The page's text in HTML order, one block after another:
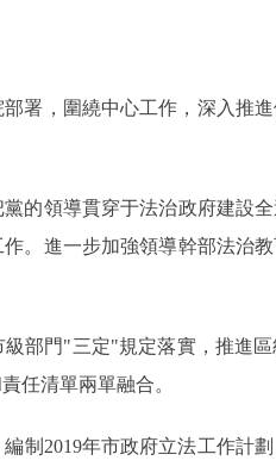
，圍繞中心工作，深入推
領導貫穿于法治政府建設
。進一步加強領導幹部法治
門"三定"規定落實，推進區
任清單兩單融合。
2019年市政府立法工作計